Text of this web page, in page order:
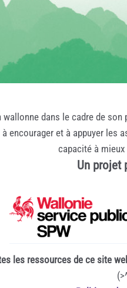
dans le cadre de son
encourager et à appuyer
capacité à
Un projet
les ressources de ce site